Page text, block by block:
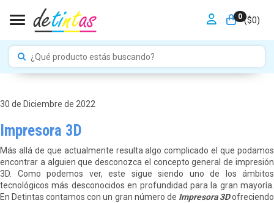
0 ($0)
Toggle navigation
30 de Diciembre de 2022
Impresora 3D
Más allá de que actualmente resulta algo complicado el que podamos
encontrar a alguien que desconozca el concepto general de impresión
3D. Como podemos ver, este sigue siendo uno de los ámbitos
tecnológicos más desconocidos en profundidad para la gran mayoría.
En Detintas contamos con un gran número de Impresora 3Dofreciendo